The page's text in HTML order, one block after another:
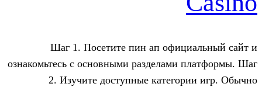
Шаг 1. Посетите пин ап
ознакомьтесь с основными
2. Изучите доступные